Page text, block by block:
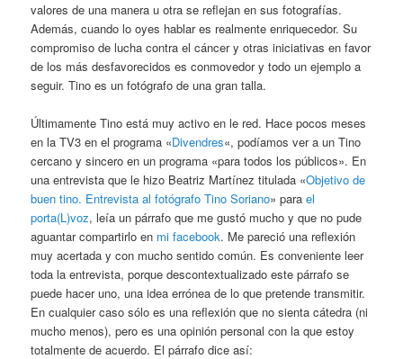
valores de una manera u otra se reflejan en sus fotografías.
Además, cuando lo oyes hablar es realmente enriquecedor. Su
compromiso de lucha contra el cáncer y otras iniciativas en favor
de los más desfavorecidos es conmovedor y todo un ejemplo a
seguir. Tino es un fotógrafo de una gran talla.
Últimamente Tino está muy activo en le red. Hace pocos meses
en la TV3 en el programa «Divendres«, podíamos ver a un Tino
cercano y sincero en un programa «para todos los públicos». En
una entrevista que le hizo Beatriz Martínez titulada «Objetivo de
buen tino. Entrevista al fotógrafo Tino Soriano» parael
porta(L)voz, leía un párrafo que me gustó mucho y que no pude
aguantar compartirlo en mi facebook. Me pareció una reflexión
muy acertada y con mucho sentido común. Es conveniente leer
toda la entrevista, porque descontextualizado este párrafo se
puede hacer uno, una idea errónea de lo que pretende transmitir.
En cualquier caso sólo es una reflexión que no sienta cátedra (ni
mucho menos), pero es una opinión personal con la que estoy
totalmente de acuerdo. El párrafo dice así: